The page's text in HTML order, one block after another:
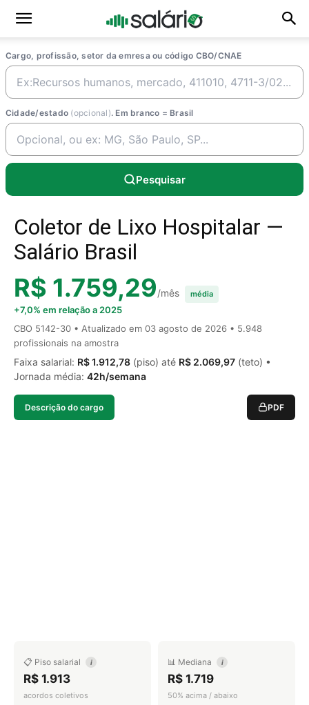
Cargo, profissão, setor da emresa ou código CBO/CNAE
Cidade/estado (opcional). Em branco = Brasil
Pesquisar
Coletor de Lixo Hospitalar —
Salário Brasil
R$ 1.759,29/mês média
+7,0% em relação a 2025
CBO 5142-30 • Atualizado em 03 agosto de 2026 • 5.948
profissionais na amostra
Faixa salarial: R$ 1.912,78 (piso) até R$ 2.069,97 (teto) •
Jornada média: 42h/semana
Descrição do cargo PDF
📋 Piso salarial i
R$ 1.913
acordos coletivos
📊 Mediana i
R$ 1.719
50% acima / abaixo